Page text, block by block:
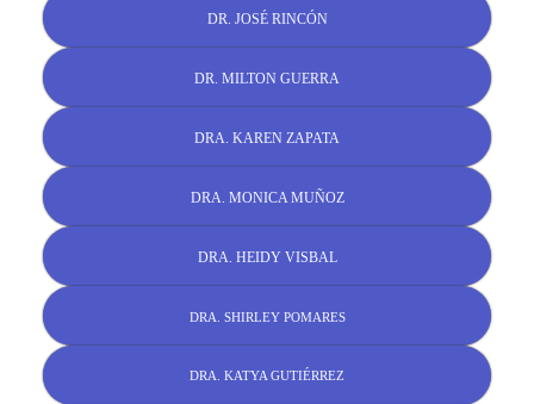
DR. JOSÉ RINCÓN
DR. MILTON GUERRA
DRA. KAREN ZAPATA
DRA. MONICA MUÑOZ
DRA. HEIDY VISBAL
DRA. SHIRLEY POMARES
DRA. KATYA GUTIÉRREZ